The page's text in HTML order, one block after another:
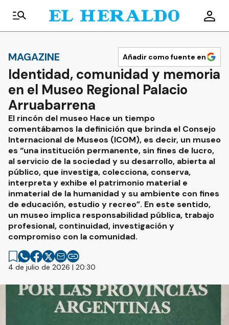
MAGAZINE Añadir como fuente en
Identidad, comunidad y memoria
en el Museo Regional Palacio
Arruabarrena
El rincón del museo Hace un tiempo
comentábamos la definición que brinda el Consejo
Internacional de Museos (ICOM), es decir, un museo
es “una institución permanente, sin fines de lucro,
al servicio de la sociedad y su desarrollo, abierta al
público, que investiga, colecciona, conserva,
interpreta y exhibe el patrimonio material e
inmaterial de la humanidad y su ambiente con fines
de educación, estudio y recreo”. En este sentido,
un museo implica responsabilidad pública, trabajo
profesional, continuidad, investigación y
compromiso con la comunidad.
4 de julio de 2026 | 20:30